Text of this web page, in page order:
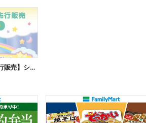
【ファミマオンライン先行販売】シルバニアファミリー